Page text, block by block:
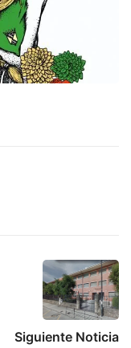
Siguiente Noticia